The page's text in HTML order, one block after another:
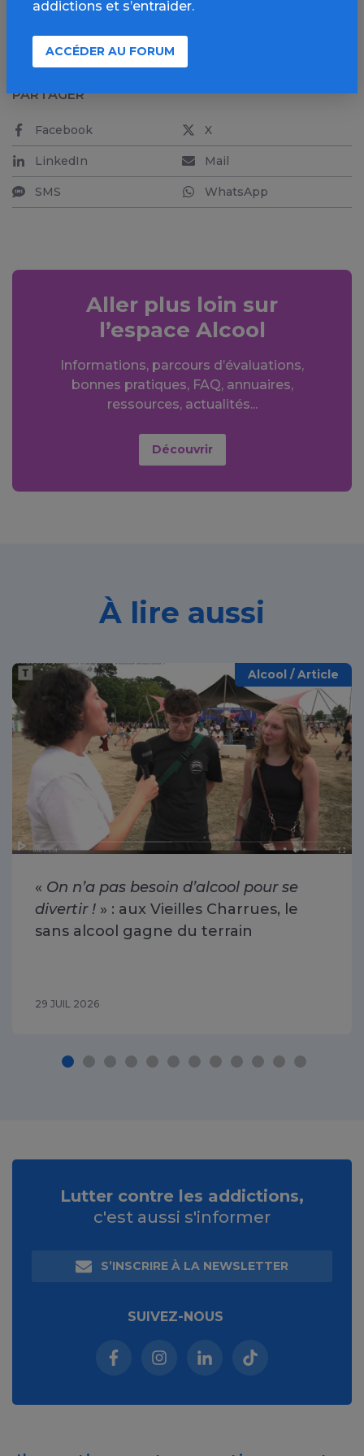
PARTAGER
Facebook X
LinkedIn Mail
SMS WhatsApp
Aller plus loin sur
l’espace Alcool
Informations, parcours d’évaluations,
bonnes pratiques, FAQ, annuaires,
ressources, actualités...
Découvrir
À lire aussi
Alcool / Article
« On n’a pas besoin d’alcool pour se
divertir ! » : aux Vieilles Charrues, le
sans alcool gagne du terrain
29 JUIL 2026
addictions et s’entraider.
ACCÉDER AU FORUM
Lutter contre les addictions,
c'est aussi s'informer
S’INSCRIRE À LA NEWSLETTER
SUIVEZ-NOUS
Facebook (nouvelle fenêtre)
Instagram (nouvelle fenêtre)
Linkedin (nouvelle
Tiktok (nouvelle